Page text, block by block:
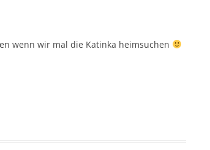
wenn wir mal die Katinka heimsuchen